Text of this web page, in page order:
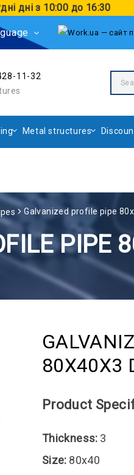
дні з 10:00 до 16:30
11-32
Metal structures
Galvanized profile pipe
PIPE
80X40X3
Product
Thickness: 3
Size: 80x40